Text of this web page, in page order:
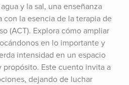
y la sal, una enseñanza
con la esencia de la terapia de
(ACT). Explora cómo ampliar
en lo importante y
intensidad en un espacio
propósito. Este cuento invita a
dejando de luchar